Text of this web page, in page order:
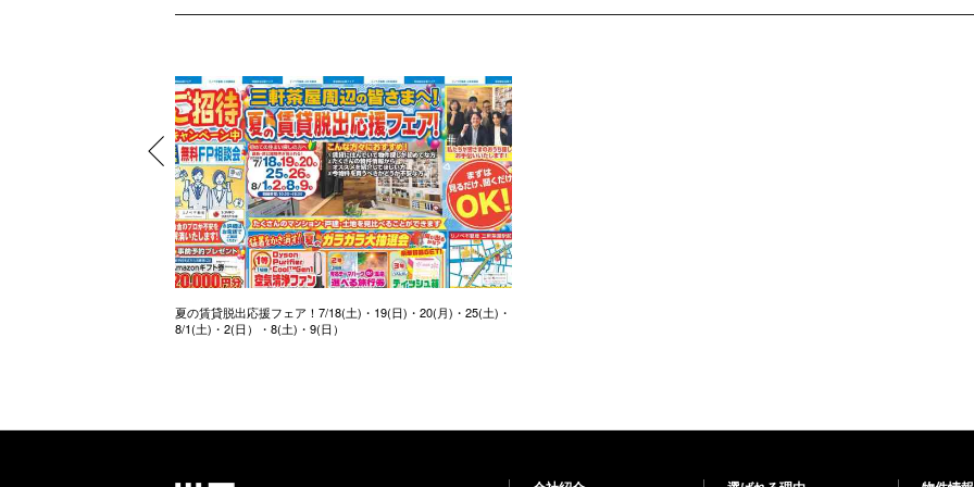
夏の賃貸脱出応援フェア！7/18(土)・19(日)・20(月)・25(土)・
8/1(土)・2(日）・8(土)・9(日）